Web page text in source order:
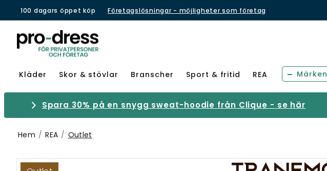
100 dagars öppet köp Företagslösningar - möjligheter som företag
Kläder Skor & stövlar Branscher Sport & fritid REA Märken
Spara 30% på en snygg sweat-hoodie från Clique - se här
Hem REA Outlet